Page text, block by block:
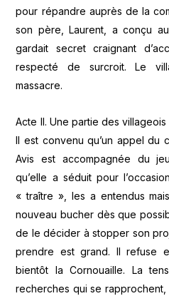
pour répandre auprès de la
son père, Laurent, a conçu
gardait secret craignant
respecté de surcroit. Le
massacre.
Acte II. Une partie des
Il est convenu qu’un appel du
Avis est accompagnée du
qu’elle a séduit pour
« traître », les a entendus
nouveau bucher dès que
de le décider à stopper son
prendre est grand. Il refuse
bientôt la Cornouaille. La
recherches qui se